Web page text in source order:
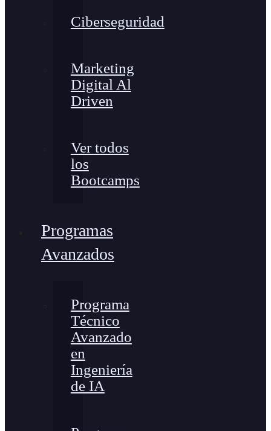
Ciberseguridad
Marketing
Digital Al
Driven
Ver todos
los
Bootcamps
Programas
Avanzados
Programa
Técnico
Avanzado
en
Ingeniería
de IA